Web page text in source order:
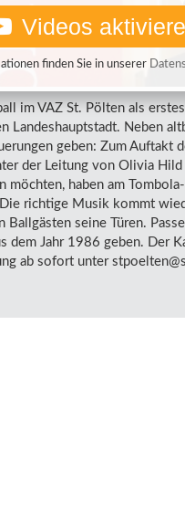
Videos
finden Sie in unserer
im VAZ St. Pölten als
Landeshauptstadt. Neben
geben: Zum Auftakt
der Leitung von Olivia
möchten, haben am
richtige Musik kommt
seine Türen.
dem Jahr 1986 geben. Der
ab sofort unter